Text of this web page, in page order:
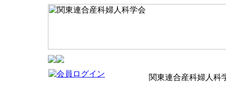
関東連合産科婦人科